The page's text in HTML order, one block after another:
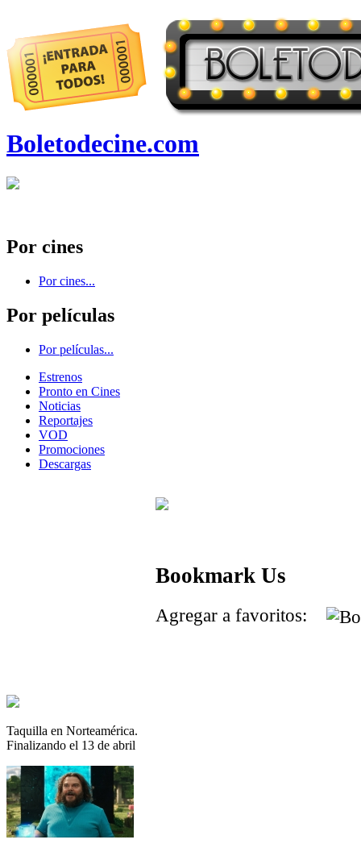
Boletodecine.com
Por cines
Por cines...
Por películas
Por películas...
Estrenos
Pronto en Cines
Noticias
Reportajes
VOD
Promociones
Descargas
Taquilla en Norteamérica.
Finalizando el 13 de abril
Bookmark Us
Agregar a favoritos: